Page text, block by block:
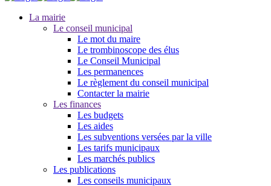
La mairie
Le conseil municipal
Le mot du maire
Le trombinoscope des élus
Le Conseil Municipal
Les permanences
Le règlement du conseil municipal
Contacter la mairie
Les finances
Les budgets
Les aides
Les subventions versées par la ville
Les tarifs municipaux
Les marchés publics
Les publications
Les conseils municipaux